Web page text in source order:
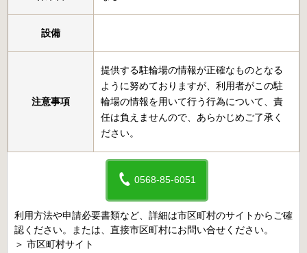
設備
注意事項
提供する駐輪場の情報が正確なものとなる
ように努めておりますが、利用者がこの駐
輪場の情報を用いて行う行為について、責
任は負えませんので、あらかじめご了承く
ださい。
0568-85-6051
利用方法や申請必要書類など、詳細は市区町村のサイトからご確
認ください。または、直接市区町村にお問い合せください。
＞ 市区町村サイト